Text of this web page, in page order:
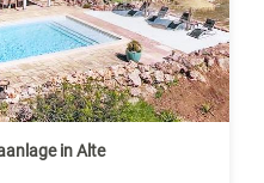
in Alte